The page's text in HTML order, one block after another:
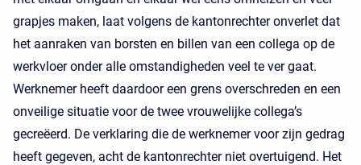
grapjes maken, laat volgens de kantonrechter onverlet dat
het aanraken van borsten en billen van een collega op de
werkvloer onder alle omstandigheden veel te ver gaat.
Werknemer heeft daardoor een grens overschreden en een
onveilige situatie voor de twee vrouwelijke collega’s
gecreëerd. De verklaring die de werknemer voor zijn gedrag
heeft gegeven, acht de kantonrechter niet overtuigend. Het